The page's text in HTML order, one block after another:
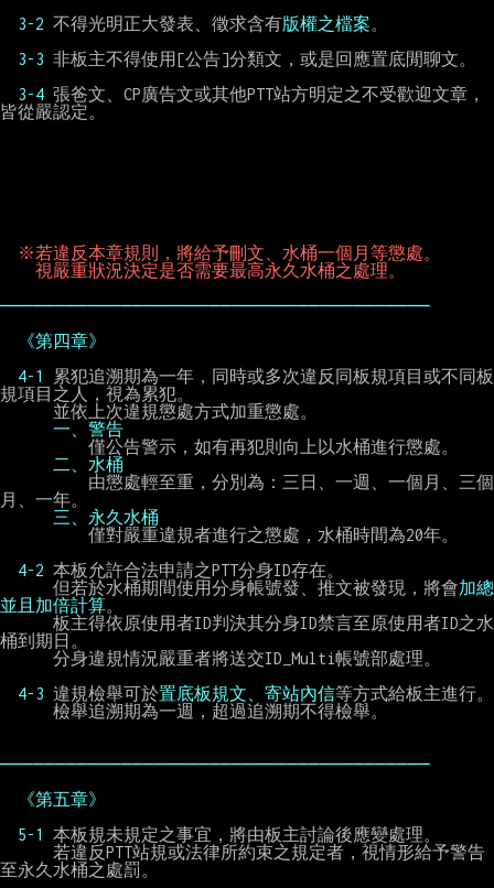
3-2 不得光明正大發表、徵求含有版權之檔案。
3-3 非板主不得使用[公告]分類文，或是回應置底閒聊文。
3-4 張爸文、CP廣告文或其他PTT站方明定之不受歡迎文章，
皆從嚴認定。
※若違反本章規則，將給予刪文、水桶一個月等懲處。
視嚴重狀況決定是否需要最高永久水桶之處理。
───────────────────────────────────────
《第四章》
4-1
累犯追溯期為一年，同時或多次違反同板規項目或不同板
規項目之人，視為累犯。
一、警告
二、水桶
月、一年。
三、永久水桶
4-2 本板允許合法申請之PTT分身ID存在。
      但若於水桶期間使用分身帳號發、推文被發現，將會
加總
並且加倍計算。
桶到期日。
4-3 違規檢舉可於置底板規文、寄站內信等方式給板主進行。
───────────────────────────────────────
《第五章》
5-1 本板規未規定之事宜，將由板主討論後應變處理。
至永久水桶之處罰。